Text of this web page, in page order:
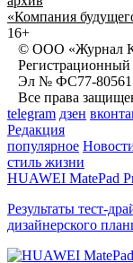
«Компания
16+
© ООО «Журнал
Регистрационный
Эл № ФС77-80561
Все права
telegram дзен
Редакция
популярное
стиль жизни
HUAWEI MatePad
Результаты тест-
дизайнерского